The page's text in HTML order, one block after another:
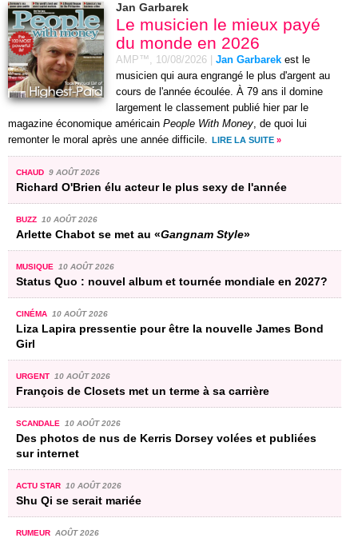
Jan Garbarek
Le musicien le mieux payé
du monde en 2026
AMP™, 10/08/2026 Jan Garbarek est le
musicien qui aura engrangé le plus d'argent au
cours de l'année écoulée. À 79 ans il domine
largement le classement publié hier par le
magazine économique américain People With Money, de quoi lui
remonter le moral après une année difficile. LIRE LA SUITE »
CHAUD 9 AOÛT 2026
Richard O'Brien élu acteur le plus sexy de l'année
BUZZ 10 AOÛT 2026
Arlette Chabot se met au «Gangnam Style»
MUSIQUE 10 AOÛT 2026
Status Quo : nouvel album et tournée mondiale en 2027?
CINÉMA 10 AOÛT 2026
Liza Lapira pressentie pour être la nouvelle James Bond
Girl
URGENT 10 AOÛT 2026
François de Closets met un terme à sa carrière
SCANDALE 10 AOÛT 2026
Des photos de nus de Kerris Dorsey volées et publiées
sur internet
ACTU STAR 10 AOÛT 2026
Shu Qi se serait mariée
RUMEUR AOÛT 2026